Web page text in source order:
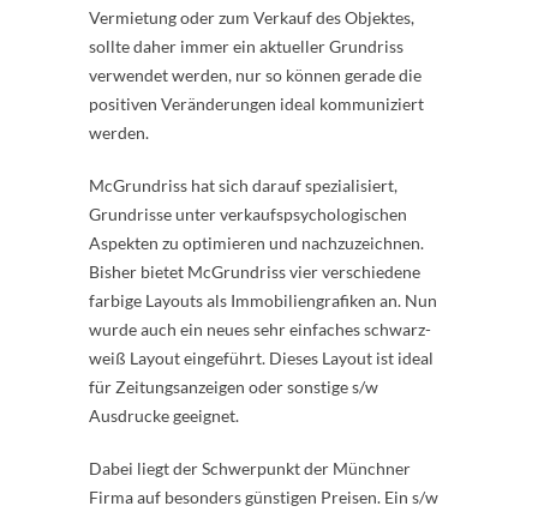
Vermietung oder zum Verkauf des Objektes,
sollte daher immer ein aktueller Grundriss
verwendet werden, nur so können gerade die
positiven Veränderungen ideal kommuniziert
werden.
McGrundriss hat sich darauf spezialisiert,
Grundrisse unter verkaufspsychologischen
Aspekten zu optimieren und nachzuzeichnen.
Bisher bietet McGrundriss vier verschiedene
farbige Layouts als Immobiliengrafiken an. Nun
wurde auch ein neues sehr einfaches schwarz-
weiß Layout eingeführt. Dieses Layout ist ideal
für Zeitungsanzeigen oder sonstige s/w
Ausdrucke geeignet.
Dabei liegt der Schwerpunkt der Münchner
Firma auf besonders günstigen Preisen. Ein s/w